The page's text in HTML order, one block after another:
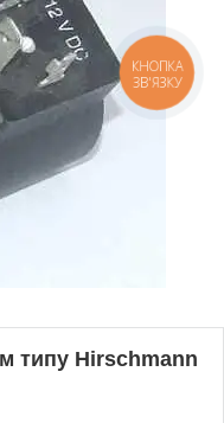
типу Hirschmann
КНОПКА
ЗВ'ЯЗКУ